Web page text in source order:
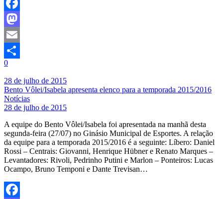
Facebook
Mastodon
Email
Share
0
28 de julho de 2015
Bento Vôlei/Isabela apresenta elenco para a temporada 2015/2016
Notícias
28 de julho de 2015
A equipe do Bento Vôlei/Isabela foi apresentada na manhã desta
segunda-feira (27/07) no Ginásio Municipal de Esportes. A relação
da equipe para a temporada 2015/2016 é a seguinte: Líbero: Daniel
Rossi – Centrais: Giovanni, Henrique Hübner e Renato Marques –
Levantadores: Rivoli, Pedrinho Putini e Marlon – Ponteiros: Lucas
Ocampo, Bruno Temponi e Dante Trevisan…